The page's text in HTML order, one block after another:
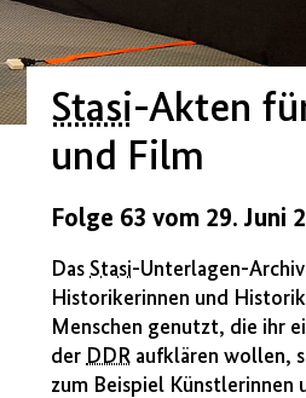
Stasi-Akten
und Film
Folge 63 vom 29. Juni
Das Stasi-Unterlagen-
Historikerinnen und
Menschen genutzt, die ihr
der DDR aufklären wollen,
zum Beispiel Künstlerinnen